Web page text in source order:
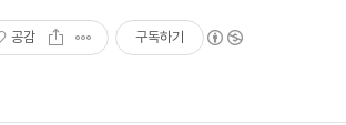
공감 구독하기